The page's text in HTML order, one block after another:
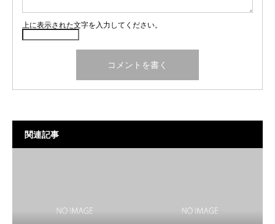
上に表示された文字を入力してください。
関連記事